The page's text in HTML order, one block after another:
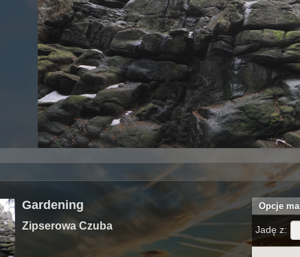
Gardening
Zipserowa Czuba
Opcje
Jadę z: